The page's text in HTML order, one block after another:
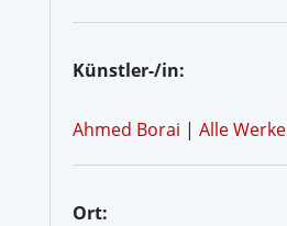
Künstler-/in:
Ahmed Borai | Alle Werke
Ort: